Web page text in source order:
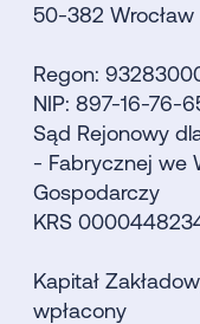
50-382 Wrocław
Regon:
NIP: 897-16-76-
Sąd Rejonowy
- Fabrycznej we
Gospodarczy
KRS
Kapitał
wpłacony